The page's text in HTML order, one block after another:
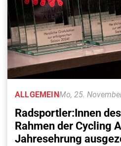
Mo, 25.
ALLGEMEIN
Radsportler:Innen
Rahmen der Cycling
Jahresehrung